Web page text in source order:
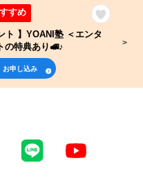
すめ
ト 】YOANI塾 ＜エンタ
の特典あり🚅♪
お申し込み